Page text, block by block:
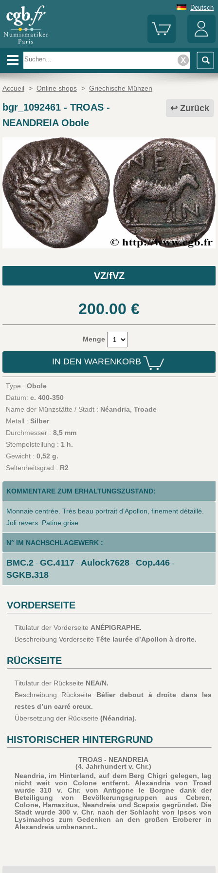
Deutsch
Accueil > Online shops > Griechische Münzen
Zurück
bgr_1092461- TROAS -
NEANDREIA Obole
VZ/fVZ
200.00 €
Menge
IN DEN WARENKORB
Type : Obole
Datum: c. 400-350
Name der Münzstätte / Stadt : Néandria, Troade
Metall : Silber
Durchmesser : 8,5 mm
Stempelstellung : 1 h.
Gewicht : 0,52 g.
Seltenheitsgrad : R2
KOMMENTARE ZUM ERHALTUNGSZUSTAND:
Monnaie centrée. Très beau portrait d’Apollon, finement détaillé.
Joli revers. Patine grise
N° IM NACHSCHLAGEWERK :
BMC.2- GC.4117- Aulock7628- Cop.446-
SGKB.318
VORDERSEITE
Titulatur der Vorderseite ANÉPIGRAPHE.
Beschreibung Vorderseite Tête laurée d’Apollon à droite.
RÜCKSEITE
Titulatur der Rückseite NEA/N.
Beschreibung Rückseite Bélier debout à droite dans les
restes d’un carré creux.
Übersetzung der Rückseite (Néandria).
HISTORISCHER HINTERGRUND
TROAS - NEANDREIA
(4. Jahrhundert v. Chr.)
Neandria, im Hinterland, auf dem Berg Chigri gelegen, lag
nicht weit von Colone entfernt. Alexandria von Troad
wurde 310 v. Chr. von Antigone le Borgne dank der
Beteiligung von Bevölkerungsgruppen aus Cebren,
Colone, Hamaxitus, Neandreia und Scepsis gegründet. Die
Stadt wurde 300 v. Chr. nach der Schlacht von Ipsos von
Lysimachos zum Gedenken an den großen Eroberer in
Alexandreia umbenannt..